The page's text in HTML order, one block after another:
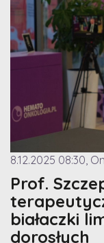
8.12.2025 08:30,
Prof.
białaczki
dorosłych